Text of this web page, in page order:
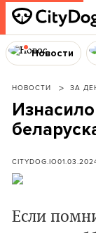
Новости
НОВОСТИ ЗА
CITYDOG.IO
Если